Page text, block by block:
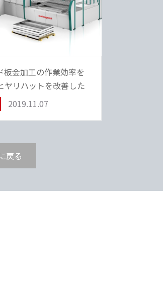
板金加工の作業効率を
ヤリハットを改善した
2019.11.07
戻る